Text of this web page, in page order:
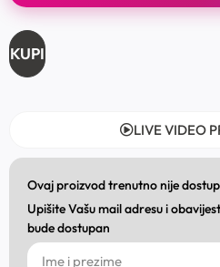
KUPI
LIVE VIDEO
Ovaj proizvod trenutno nije
Upišite Vašu mail adresu i
bude dostupan